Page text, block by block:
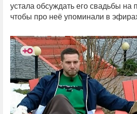
устала обсуждать его свадьбы на
чтобы про неё упоминали в